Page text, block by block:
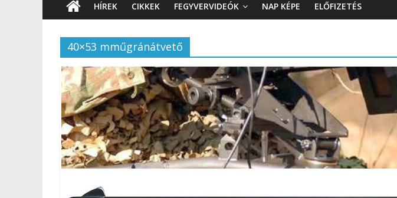
HÍREK CIKKEK FEGYVERVIDEÓK NAP KÉPE ELŐFIZETÉS
40×53 mműgránátvető